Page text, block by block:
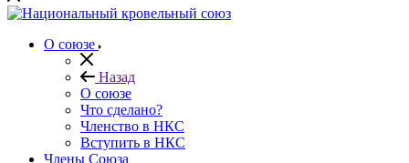
О союзе
Назад
О союзе
Что сделано?
Членство в НКС
Вступить в НКС
Члены Союза